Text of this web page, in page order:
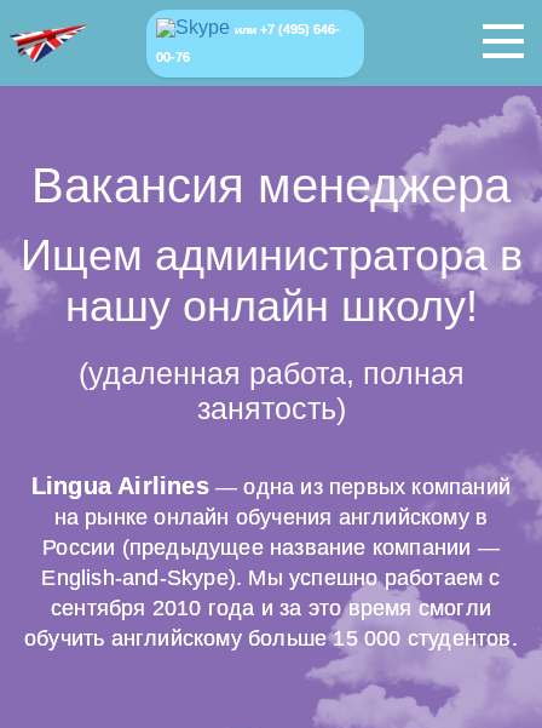
или +7 (495) 646-
00-76
Вакансия менеджера
Ищем администратора в
нашу онлайн школу!
(удаленная работа, полная
занятость)
Lingua Airlines— одна из первых компаний
на рынке онлайн обучения английскому в
России (предыдущее название компании —
English-and-Skype). Мы успешно работаем с
сентября 2010 года и за это время смогли
обучить английскому больше 15 000 студентов.